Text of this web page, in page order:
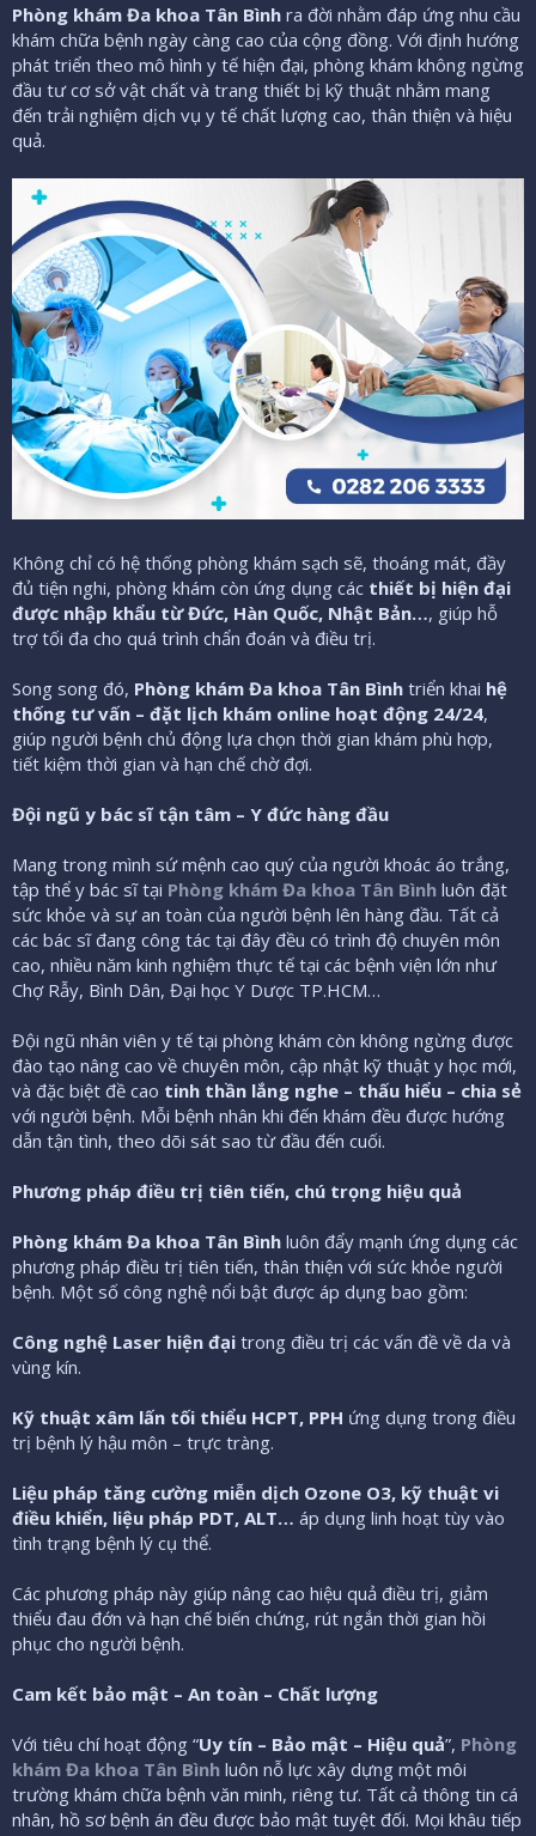
Phòng khám Đa khoa Tân Bình ra đời nhằm đáp ứng nhu cầu
khám chữa bệnh ngày càng cao của cộng đồng. Với định hướng
phát triển theo mô hình y tế hiện đại, phòng khám không ngừng
đầu tư cơ sở vật chất và trang thiết bị kỹ thuật nhằm mang
đến trải nghiệm dịch vụ y tế chất lượng cao, thân thiện và hiệu
quả.
Không chỉ có hệ thống phòng khám sạch sẽ, thoáng mát, đầy
đủ tiện nghi, phòng khám còn ứng dụng các thiết bị hiện đại
được nhập khẩu từ Đức, Hàn Quốc, Nhật Bản…, giúp hỗ
trợ tối đa cho quá trình chẩn đoán và điều trị.
Song song đó, Phòng khám Đa khoa Tân Bình triển khai hệ
thống tư vấn – đặt lịch khám online hoạt động 24/24,
giúp người bệnh chủ động lựa chọn thời gian khám phù hợp,
tiết kiệm thời gian và hạn chế chờ đợi.
Đội ngũ y bác sĩ tận tâm – Y đức hàng đầu
Mang trong mình sứ mệnh cao quý của người khoác áo trắng,
tập thể y bác sĩ tại Phòng khám Đa khoa Tân Bình luôn đặt
sức khỏe và sự an toàn của người bệnh lên hàng đầu. Tất cả
các bác sĩ đang công tác tại đây đều có trình độ chuyên môn
cao, nhiều năm kinh nghiệm thực tế tại các bệnh viện lớn như
Chợ Rẫy, Bình Dân, Đại học Y Dược TP.HCM…
Đội ngũ nhân viên y tế tại phòng khám còn không ngừng được
đào tạo nâng cao về chuyên môn, cập nhật kỹ thuật y học mới,
và đặc biệt đề cao tinh thần lắng nghe – thấu hiểu – chia sẻ
với người bệnh. Mỗi bệnh nhân khi đến khám đều được hướng
dẫn tận tình, theo dõi sát sao từ đầu đến cuối.
Phương pháp điều trị tiên tiến, chú trọng hiệu quả
Phòng khám Đa khoa Tân Bình luôn đẩy mạnh ứng dụng các
phương pháp điều trị tiên tiến, thân thiện với sức khỏe người
bệnh. Một số công nghệ nổi bật được áp dụng bao gồm:
Công nghệ Laser hiện đại trong điều trị các vấn đề về da và
vùng kín.
Kỹ thuật xâm lấn tối thiểu HCPT, PPH ứng dụng trong điều
trị bệnh lý hậu môn – trực tràng.
Liệu pháp tăng cường miễn dịch Ozone O3, kỹ thuật vi
điều khiển, liệu pháp PDT, ALT… áp dụng linh hoạt tùy vào
tình trạng bệnh lý cụ thể.
Các phương pháp này giúp nâng cao hiệu quả điều trị, giảm
thiểu đau đớn và hạn chế biến chứng, rút ngắn thời gian hồi
phục cho người bệnh.
Cam kết bảo mật – An toàn – Chất lượng
Với tiêu chí hoạt động “Uy tín – Bảo mật – Hiệu quả”, Phòng
khám Đa khoa Tân Bình luôn nỗ lực xây dựng một môi
trường khám chữa bệnh văn minh, riêng tư. Tất cả thông tin cá
nhân, hồ sơ bệnh án đều được bảo mật tuyệt đối. Mọi khâu tiếp